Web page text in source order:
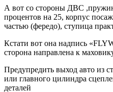
А вот со стороны ДВС
процентов на 25, корпус
частью (фередо), ступица
Кстати вот она надпись
сторона направлена к
Предупредить выход авто из
или главного цилиндра
деталей